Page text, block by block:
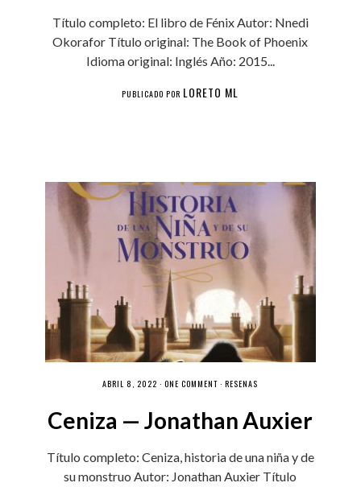
Título completo: El libro de Fénix Autor: Nnedi
Okorafor Título original: The Book of Phoenix
Idioma original: Inglés Año: 2015...
PUBLICADO POR LORETO ML
ABRIL 8, 2022 ·ONE COMMENT ·RESEÑAS
Ceniza — Jonathan Auxier
Título completo: Ceniza, historia de una niña y de
su monstruo Autor: Jonathan Auxier Título